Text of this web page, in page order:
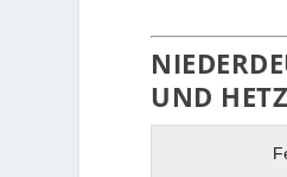
UND